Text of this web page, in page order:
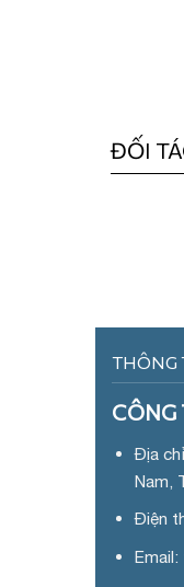
ĐỐI
THÔNG
CÔNG
Địa
Nam,
Điện